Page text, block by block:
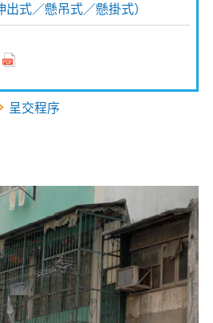
式／懸吊式／懸掛式）
呈交程序